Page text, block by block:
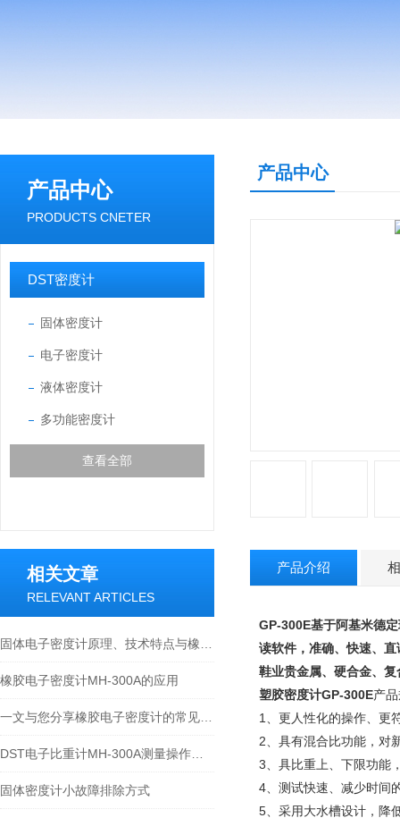
产品中心
PRODUCTS CNETER
DST密度计
固体密度计
电子密度计
液体密度计
多功能密度计
查看全部
相关文章
RELEVANT ARTICLES
橡胶电子密度计MH-300A的应用
固体密度计小故障排除方式
产品中心
产品介绍
GP-300E基于阿基米德
读软件，准确、快速、
鞋业贵金属、硬合金、
塑胶密度计GP-300E产
1、更人性化的操作、更
2、具有混合比功能，对
3、具比重上、下限功能
4、测试快速、减少时间
5、采用大水槽设计，降